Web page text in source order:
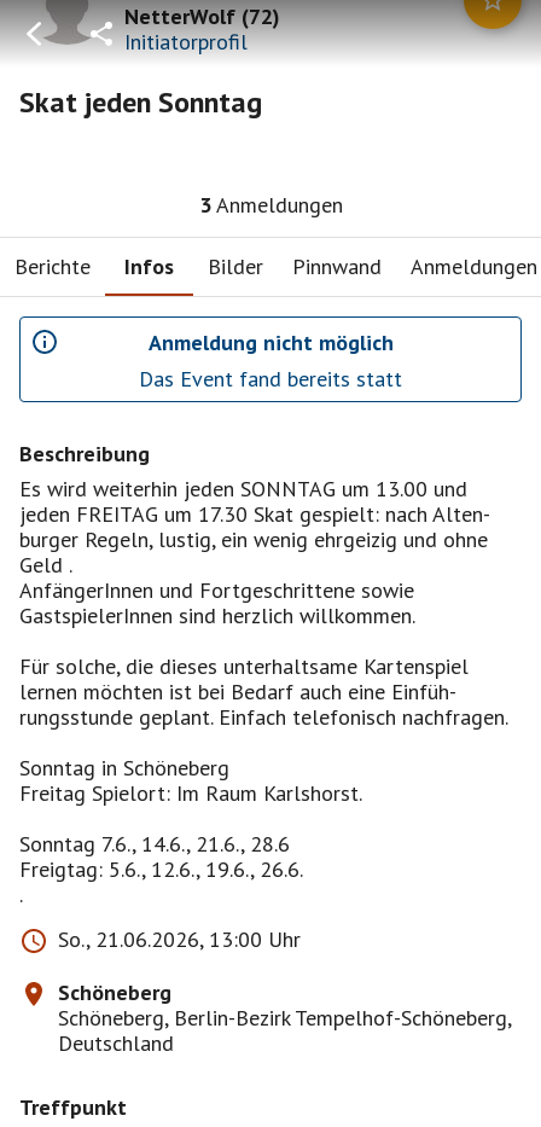
NetterWolf(72)
Initiatorprofil
Skat jeden Sonntag
3Anmeldungen
Berichte Infos Bilder Pinnwand Anmeldungen
Anmeldung nicht möglich
Das Event fand bereits statt
Beschreibung
Es wird weiterhin jeden SONNTAG um 13.00 und
jeden FREITAG um 17.30 Skat gespielt: nach Alten-
burger Regeln, lustig, ein wenig ehrgeizig und ohne
Geld .
AnfängerInnen und Fortgeschrittene sowie
GastspielerInnen sind herzlich willkommen.
Für solche, die dieses unterhaltsame Kartenspiel
lernen möchten ist bei Bedarf auch eine Einfüh-
rungsstunde geplant. Einfach telefonisch nachfragen.
Sonntag in Schöneberg
Freitag Spielort: Im Raum Karlshorst.
Sonntag 7.6., 14.6., 21.6., 28.6
Freigtag: 5.6., 12.6., 19.6., 26.6.
So., 21.06.2026, 13:00 Uhr
Schöneberg
Schöneberg, Berlin-Bezirk Tempelhof-Schöneberg,
Deutschland
Treffpunkt